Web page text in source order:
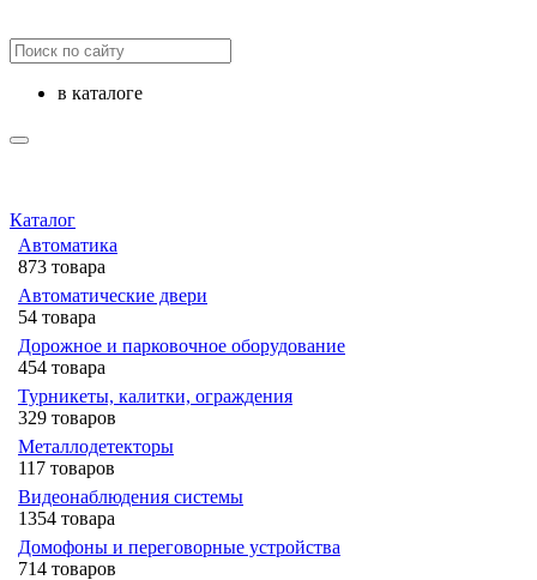
в каталоге
Каталог
Автоматика
873 товара
Автоматические двери
54 товара
Дорожное и парковочное оборудование
454 товара
Турникеты, калитки, ограждения
329 товаров
Металлодетекторы
117 товаров
Видеонаблюдения cистемы
1354 товара
Домофоны и переговорные устройства
714 товаров